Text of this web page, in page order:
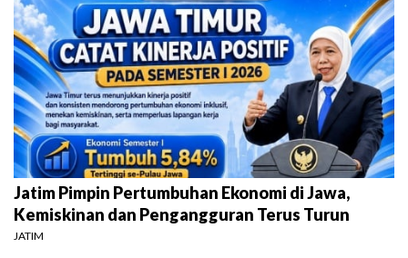
Jatim Pimpin Pertumbuhan Ekonomi di Jawa,
Kemiskinan dan Pengangguran Terus Turun
JATIM